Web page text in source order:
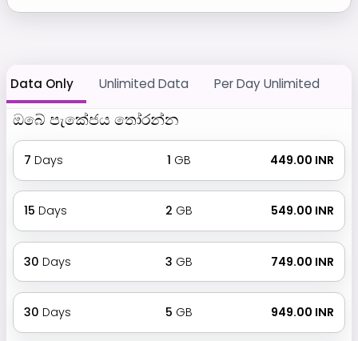
Data Only Unlimited Data Per Day Unlimited
ඔබේ පැකේජය තෝරන්න
7 Days 1 GB ₹ 449.00 INR
15 Days 2 GB ₹ 549.00 INR
30 Days 3 GB ₹ 749.00 INR
30 Days 5 GB ₹ 949.00 INR